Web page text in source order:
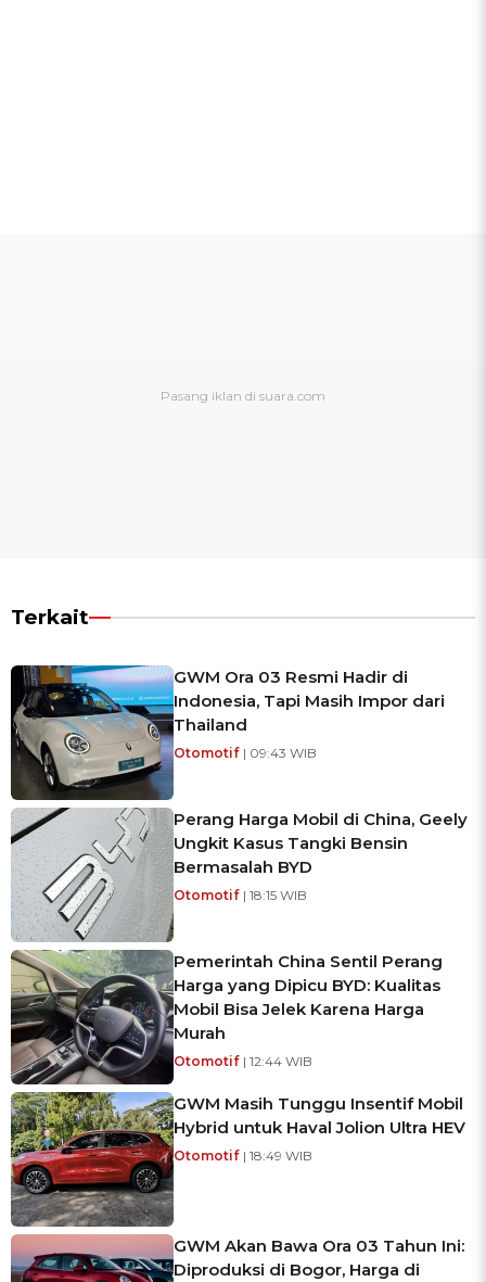
Terkait
GWM Ora 03 Resmi Hadir di
Indonesia, Tapi Masih Impor dari
Thailand
Otomotif | 09:43 WIB
Perang Harga Mobil di China, Geely
Ungkit Kasus Tangki Bensin
Bermasalah BYD
Otomotif | 18:15 WIB
Pemerintah China Sentil Perang
Harga yang Dipicu BYD: Kualitas
Mobil Bisa Jelek Karena Harga
Murah
Otomotif | 12:44 WIB
GWM Masih Tunggu Insentif Mobil
Hybrid untuk Haval Jolion Ultra HEV
Otomotif | 18:49 WIB
GWM Akan Bawa Ora 03 Tahun Ini:
Diproduksi di Bogor, Harga di